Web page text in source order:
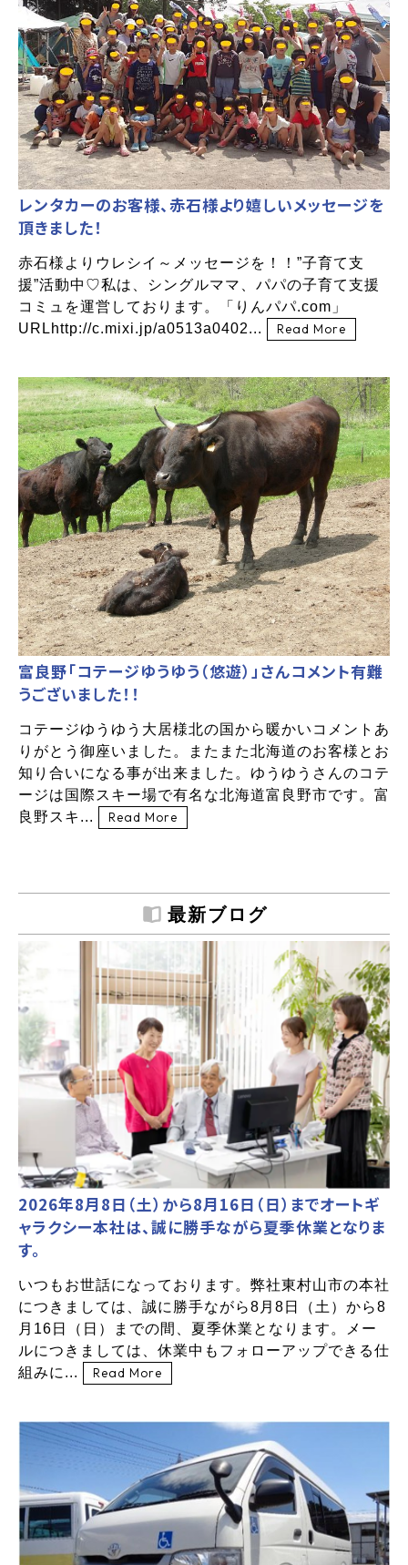
レンタカーのお客様、赤石様より嬉しいメッセージを
頂きました！
赤石様よりウレシイ～メッセージを！！”子育て支
援”活動中♡私は、シングルママ、パパの子育て支援
コミュを運営しております。「りんパパ.com」
URLhttp://c.mixi.jp/a0513a0402...
Read More
富良野「コテージゆうゆう（悠遊）」さんコメント有難
うございました！！
コテージゆうゆう大居様北の国から暖かいコメントあ
りがとう御座いました。またまた北海道のお客様とお
知り合いになる事が出来ました。ゆうゆうさんのコテ
ージは国際スキー場で有名な北海道富良野市です。富
良野スキ...
Read More
最新ブログ
2026年8月8日（土）から8月16日（日）までオートギ
ャラクシー本社は、誠に勝手ながら夏季休業となりま
す。
いつもお世話になっております。弊社東村山市の本社
につきましては、誠に勝手ながら8月8日（土）から8
月16日（日）までの間、夏季休業となります。メー
ルにつきましては、休業中もフォローアップできる仕
組みに...
Read More